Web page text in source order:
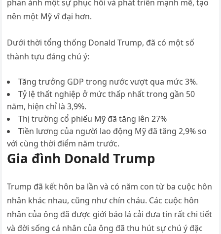
phản ánh một sự phục hồi và phát triển mạnh mẽ, tạo
nên một Mỹ vĩ đại hơn.
Dưới thời tổng thống Donald Trump, đã có một số
thành tựu đáng chú ý:
Tăng trưởng GDP trong nước vượt qua mức 3%.
Tỷ lệ thất nghiệp ở mức thấp nhất trong gần 50
năm, hiện chỉ là 3,9%.
Thị trường cổ phiếu Mỹ đã tăng lên 27%
Tiền lương của người lao động Mỹ đã tăng 2,9% so
với cùng thời điểm năm trước.
Gia đình Donald Trump
Trump đã kết hôn ba lần và có năm con từ ba cuộc hôn
nhân khác nhau, cũng như chín cháu. Các cuộc hôn
nhân của ông đã được giới báo lá cải đưa tin rất chi tiết
và đời sống cá nhân của ông đã thu hút sự chú ý đặc